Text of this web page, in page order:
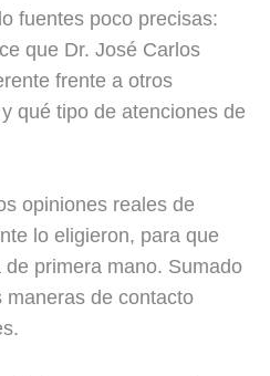
fuentes poco precisas:
que Dr. José Carlos
frente a otros
qué tipo de atenciones de
opiniones reales de
lo eligieron, para que
primera mano. Sumado
maneras de contacto